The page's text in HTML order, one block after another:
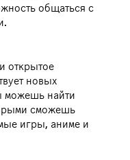
общаться с
открытое
новых
можешь найти
сможешь
игры, аниме и